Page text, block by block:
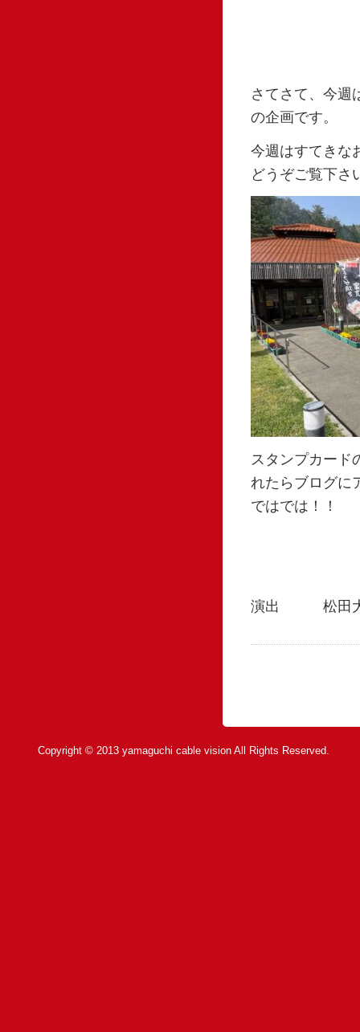
さてさて、今週
の企画です。
今週はすてきな
どうぞご覧下さ
スタンプカード
れたらブログに
ではでは！！
演出 松田
Copyright © 2013 yamaguchi cable vision All Rights Reserved.